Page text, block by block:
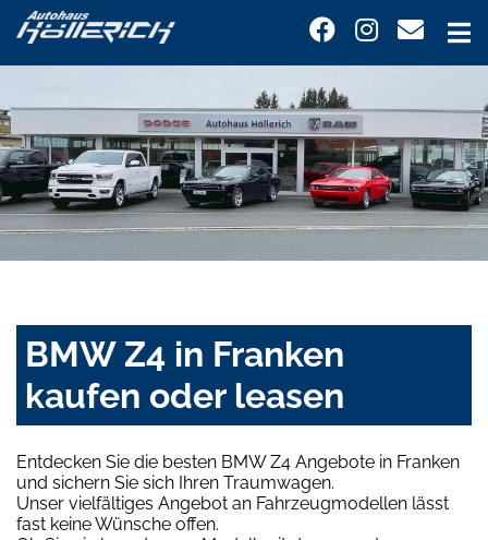
BMW Z4 in Franken
kaufen oder leasen
Entdecken Sie die besten BMW Z4 Angebote in Franken
und sichern Sie sich Ihren Traumwagen.
Unser vielfältiges Angebot an Fahrzeugmodellen lässt
fast keine Wünsche offen.